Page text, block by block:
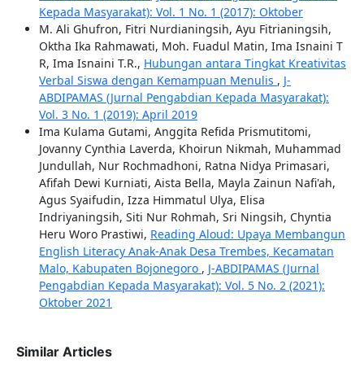
Kepada Masyarakat): Vol. 1 No. 1 (2017): Oktober
M. Ali Ghufron, Fitri Nurdianingsih, Ayu Fitrianingsih,
Oktha Ika Rahmawati, Moh. Fuadul Matin, Ima Isnaini T
R, Ima Isnaini T.R., Hubungan antara Tingkat Kreativitas
Verbal Siswa dengan Kemampuan Menulis , J-
ABDIPAMAS (Jurnal Pengabdian Kepada Masyarakat):
Vol. 3 No. 1 (2019): April 2019
Ima Kulama Gutami, Anggita Refida Prismutitomi,
Jovanny Cynthia Laverda, Khoirun Nikmah, Muhammad
Jundullah, Nur Rochmadhoni, Ratna Nidya Primasari,
Afifah Dewi Kurniati, Aista Bella, Mayla Zainun Nafi'ah,
Agus Syaifudin, Izza Himmatul Ulya, Elisa
Indriyaningsih, Siti Nur Rohmah, Sri Ningsih, Chyntia
Heru Woro Prastiwi, Reading Aloud: Upaya Membangun
English Literacy Anak-Anak Desa Trembes, Kecamatan
Malo, Kabupaten Bojonegoro , J-ABDIPAMAS (Jurnal
Pengabdian Kepada Masyarakat): Vol. 5 No. 2 (2021):
Oktober 2021
Similar Articles